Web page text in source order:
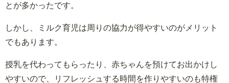
とが多かったです。
しかし、ミルク育児は周りの協力が得やすいのがメリット
でもあります。
授乳を代わってもらったり、赤ちゃんを預けてお出かけし
やすいので、リフレッシュする時間を作りやすいのも特権